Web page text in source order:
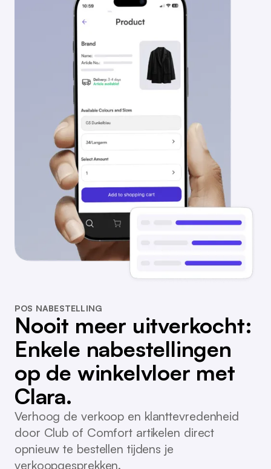
POS NABESTELLING
Nooit meer uitverkocht:
Enkele nabestellingen
op de winkelvloer met
Clara.
Verhoog de verkoop en klanttevredenheid
door Club of Comfort artikelen direct
opnieuw te bestellen tijdens je
verkoopgesprekken.